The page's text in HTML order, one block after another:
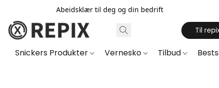
Abeidsklær til deg og din bedrift
Til
Snickers Produkter Vernesko Tilbud